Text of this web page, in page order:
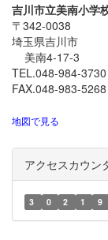
吉川市立美南小学
〒342-0038
埼玉県吉川市
美南4-17-3
TEL.048-984-3730
FAX.048-983-5268
地図で見る
アクセスカウン
3 0 2 1 9